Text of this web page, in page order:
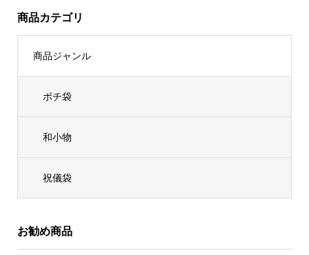
商品カテゴリ
商品ジャンル
ポチ袋
和小物
祝儀袋
お勧め商品